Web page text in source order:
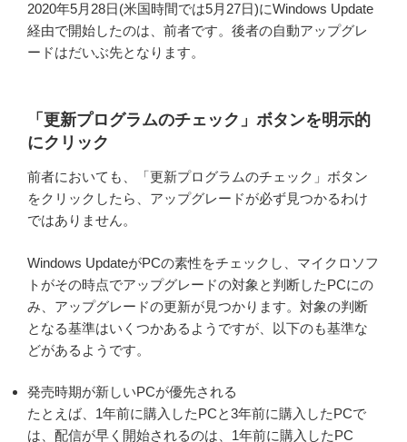
2020年5月28日(米国時間では5月27日)にWindows Update
経由で開始したのは、前者です。後者の自動アップグレ
ードはだいぶ先となります。
「更新プログラムのチェック」ボタンを明示的
にクリック
前者においても、「更新プログラムのチェック」ボタン
をクリックしたら、アップグレードが必ず見つかるわけ
ではありません。
Windows UpdateがPCの素性をチェックし、マイクロソフ
トがその時点でアップグレードの対象と判断したPCにの
み、アップグレードの更新が見つかります。対象の判断
となる基準はいくつかあるようですが、以下のも基準な
どがあるようです。
発売時期が新しいPCが優先される
たとえば、1年前に購入したPCと3年前に購入したPCで
は、配信が早く開始されるのは、1年前に購入したPC